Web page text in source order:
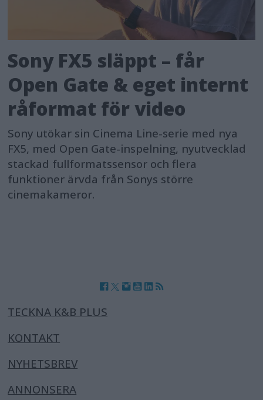
Sony FX5 släppt – får
Open Gate & eget internt
råformat för video
Sony utökar sin Cinema Line-serie med nya
FX5, med Open Gate-inspelning, nyutvecklad
stackad fullformatssensor och flera
funktioner ärvda från Sonys större
cinemakameror.
TECKNA K&B PLUS
KONTAKT
NYHETSBREV
ANNONSERA